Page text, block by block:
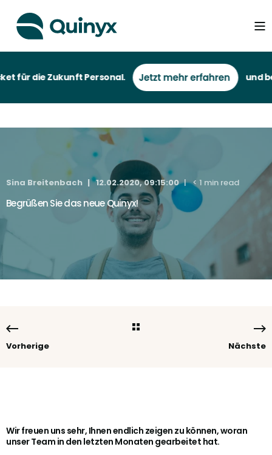
für die Zukunft Personal. und bei
Sina Breitenbach 12.02.2020, 09:15:00 < 1 min read
Begrüßen Sie das neue Quinyx!
Vorherige Nächste
Wir freuen uns sehr, Ihnen endlich zeigen zu können, woran
unser Team in den letzten Monaten gearbeitet hat.